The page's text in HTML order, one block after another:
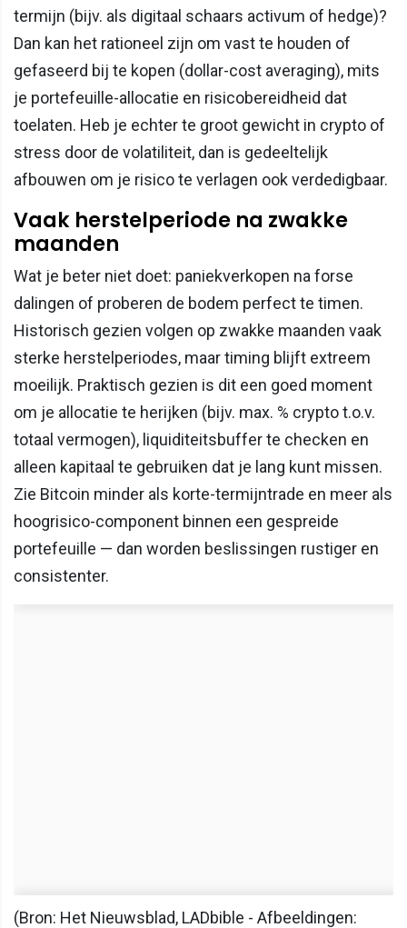
termijn (bijv. als digitaal schaars activum of hedge)?
Dan kan het rationeel zijn om vast te houden of
gefaseerd bij te kopen (dollar-cost averaging), mits
je portefeuille-allocatie en risicobereidheid dat
toelaten. Heb je echter te groot gewicht in crypto of
stress door de volatiliteit, dan is gedeeltelijk
afbouwen om je risico te verlagen ook verdedigbaar.
Vaak herstelperiode na zwakke
maanden
Wat je beter niet doet: paniekverkopen na forse
dalingen of proberen de bodem perfect te timen.
Historisch gezien volgen op zwakke maanden vaak
sterke herstelperiodes, maar timing blijft extreem
moeilijk. Praktisch gezien is dit een goed moment
om je allocatie te herijken (bijv. max. % crypto t.o.v.
totaal vermogen), liquiditeitsbuffer te checken en
alleen kapitaal te gebruiken dat je lang kunt missen.
Zie Bitcoin minder als korte-termijntrade en meer als
hoogrisico-component binnen een gespreide
portefeuille — dan worden beslissingen rustiger en
consistenter.
(Bron: Het Nieuwsblad, LADbible - Afbeeldingen: